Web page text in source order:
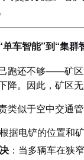
车智能”到“集群
跑还不够——矿区
降。因此，矿区
类似于空中交通管
据电铲的位置和
：当多辆车在狭